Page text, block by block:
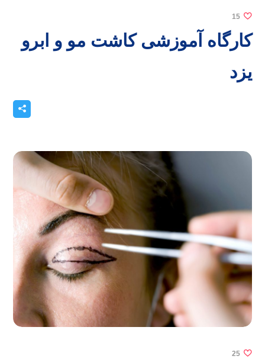
15
کارگاه آموزشی کاشت مو و ابرو
یزد
25